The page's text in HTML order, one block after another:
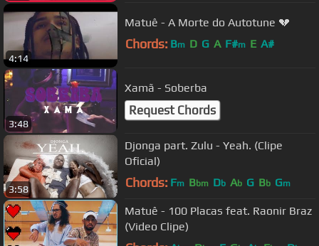
4:14
Matuê - A Morte do Autotune 💔
Chords: Bm D G A F#m E A#
3:48
Xamã - Soberba
Request Chords
3:58
Djonga part. Zulu - Yeah. (Clipe
Oficial)
Chords: Fm Bbm Db Ab G Bb Gm
Matuê - 100 Placas feat. Raonir Braz
(Video Clipe)